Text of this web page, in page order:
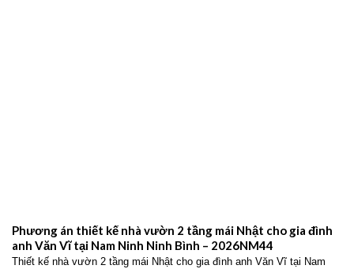
Phương án thiết kế nhà vườn 2 tầng mái Nhật cho gia đình
anh Văn Vĩ tại Nam Ninh Ninh Bình – 2026NM44
Thiết kế nhà vườn 2 tầng mái Nhật cho gia đình anh Văn Vĩ tại Nam